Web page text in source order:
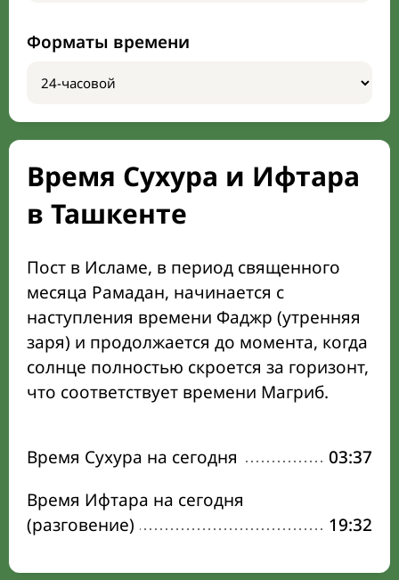
Форматы времени
Время Сухура и Ифтара
в Ташкенте
Пост в Исламе, в период священного
месяца Рамадан, начинается с
наступления времени Фаджр (утренняя
заря) и продолжается до момента, когда
солнце полностью скроется за горизонт,
что соответствует времени Магриб.
Время Сухура на сегодня
03:37
Время Ифтара на сегодня
(разговение)
19:32